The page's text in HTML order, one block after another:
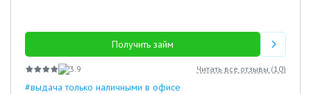
Получить займ
3.9 Читать все отзывы (10)
#выдача только наличными в офисе